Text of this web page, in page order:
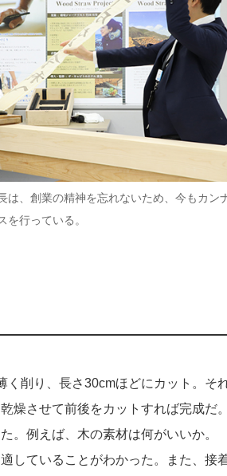
は、創業の精神を忘れないため、今もカン
を行っている。
く削り、長さ30cmほどにカット。そ
燥させて前後をカットすれば完成だ
。例えば、木の素材は何がいいか。
していることがわかった。また、接